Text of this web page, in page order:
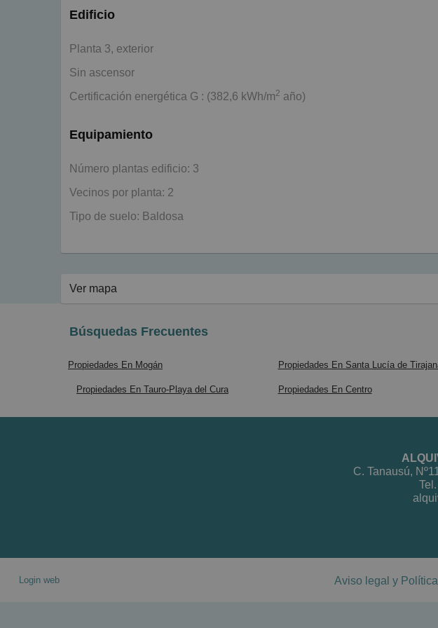
Edificio
Planta 3, exterior
Sin ascensor
Certificación energética G : (382,6 kWh/m2 año)
Equipamiento
Número plantas edificio: 3
Vecinos por planta: 2
Tipo de suelo: Baldosa
Ver mapa
Búsquedas Frecuentes
Propiedades En Mogán Propiedades En Santa Lucía de
Propiedades En Tauro-Playa del Cura Propiedades En Centro
C. Tanausú,
Tel.
Login web Aviso legal y